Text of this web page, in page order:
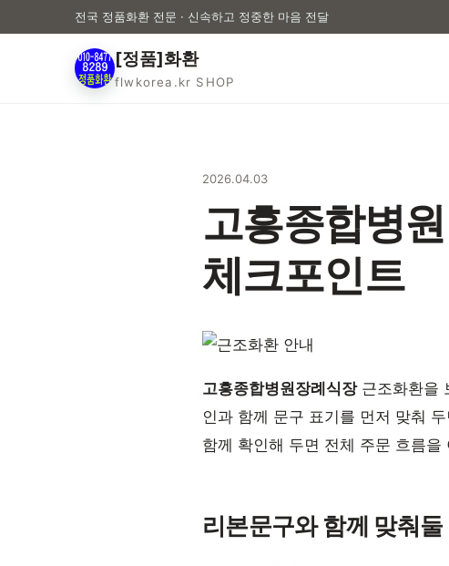
전국 정품화환 전문 · 신속하고 정중한 마음 전달
[정품]화환
flwkorea.kr SHOP
2026.04.03
고흥종합병
체크포인트
고흥종합병원장례식장근조화환을
인과 함께 문구 표기를 먼저 맞춰
함께 확인해 두면 전체 주문 흐름
리본문구와 함께 맞춰둘